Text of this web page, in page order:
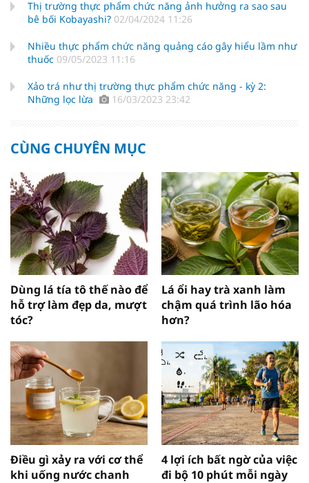
Thị trường thực phẩm chức năng ảnh hưởng ra sao sau
bê bối Kobayashi? 02/04/2024 11:26
Nhiều thực phẩm chức năng quảng cáo gây hiểu lầm như
thuốc 09/05/2023 11:16
Xảo trá như thị trường thực phẩm chức năng - kỳ 2:
Những lọc lừa
16/03/2023 23:42
CÙNG CHUYÊN MỤC
Dùng lá tía tô thế nào để
hỗ trợ làm đẹp da, mượt
tóc?
Lá ổi hay trà xanh làm
chậm quá trình lão hóa
hơn?
Điều gì xảy ra với cơ thể
khi uống nước chanh
4 lợi ích bất ngờ của việc
đi bộ 10 phút mỗi ngày